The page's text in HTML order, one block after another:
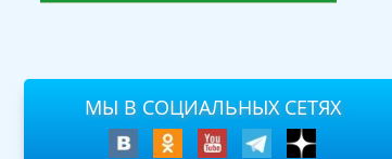
МЫ В СОЦИАЛЬНЫХ СЕТЯХ